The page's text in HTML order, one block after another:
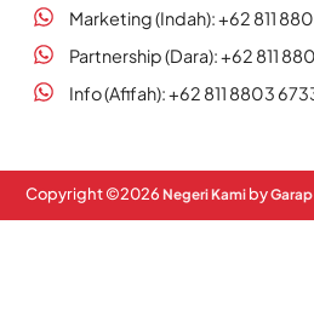
Marketing (Indah): +62 811
Partnership (Dara): +62 811
Info (Afifah): +62 811 8803
Copyright ©2026 Negeri Kami by